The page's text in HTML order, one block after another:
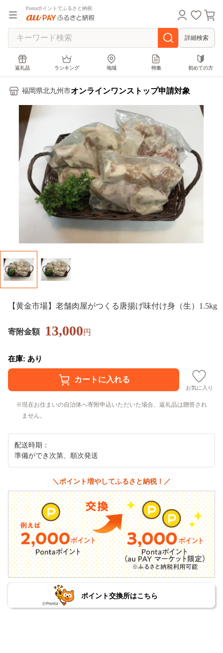
Pontaポイントでふるさと納税
詳細検索
返礼品 ランキング 地域 特集 初めての方
福岡県北九州市オンラインワンストップ申請対象
【黄金市場】老舗肉屋がつくる唐揚げ味付け身（生）1.5kg
寄附金額 13,000円
在庫: あり
お気に入り
現在お住まいの自治体へ寄附申込いただいた場合、返礼品は贈答され
ません。
配送時期：
準備ができ次第、順次発送
＼ポイント増やしてふるさと納税！／
ポイント交換所はこちら